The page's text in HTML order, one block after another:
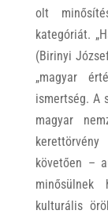
olt
kategóriát.
(Birinyi
„magyar
ismertség. A
magyar
követően –
minősülnek
kulturális